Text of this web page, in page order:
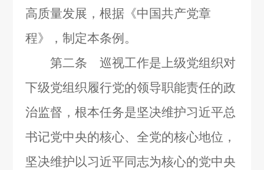
高质量发展，根据《中国共产党章
程》，制定本条例。
第二条 巡视工作是上级党组织对
下级党组织履行党的领导职能责任的政
治监督，根本任务是坚决维护习近平总
书记党中央的核心、全党的核心地位，
坚决维护以习近平同志为核心的党中央